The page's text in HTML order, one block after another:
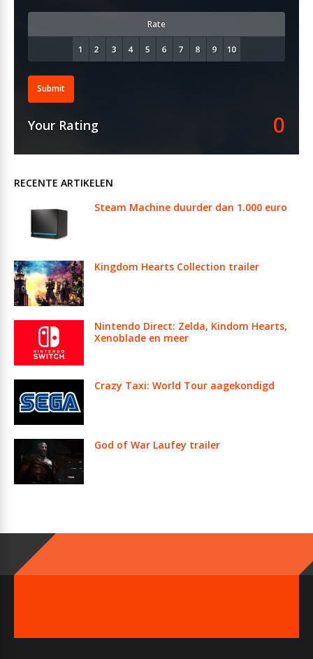
Rate
Submit
Your Rating 0
RECENTE ARTIKELEN
Steam Machine duurder dan 1.000 euro
Kingdom Hearts Collection trailer
Nintendo Direct: Zelda, Kindom Hearts,
Xenoblade en meer
Crazy Taxi: World Tour aagekondigd
God of War Laufey trailer